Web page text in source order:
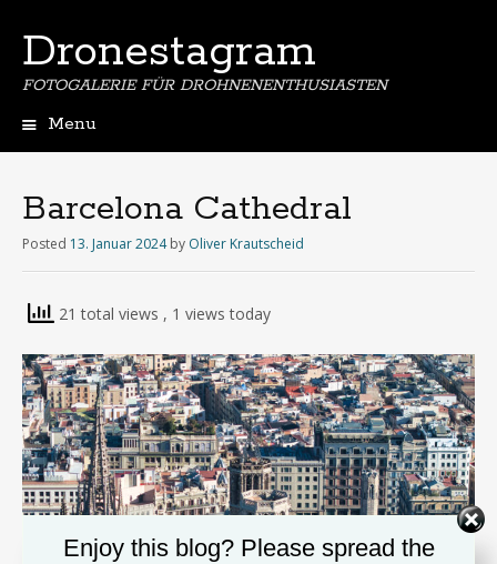
Dronestagram
FOTOGALERIE FÜR DROHNENENTHUSIASTEN
Menu
Barcelona Cathedral
Posted 13. Januar 2024 by Oliver Krautscheid
21 total views , 1 views today
Enjoy this blog? Please spread the